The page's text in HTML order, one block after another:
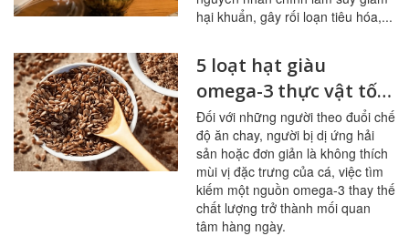
hại khuẩn, gây rối loạn tiêu hóa,...
5 loạt hạt giàu
omega-3 thực vật tốt
nhất cho người ít ăn
cá
Đối với những người theo đuổi chế
độ ăn chay, người bị dị ứng hải
sản hoặc đơn giản là không thích
mùi vị đặc trưng của cá, việc tìm
kiếm một nguồn omega-3 thay thế
chất lượng trở thành mối quan
tâm hàng ngày.